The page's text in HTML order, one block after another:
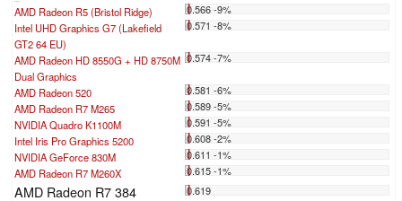
AMD Radeon R5 (Bristol Ridge)
0.566 -9%
Intel UHD Graphics G7 (Lakefield
GT2 64 EU)
0.571 -8%
AMD Radeon HD 8550G + HD 8750M
Dual Graphics
0.574 -7%
AMD Radeon 520
0.581 -6%
AMD Radeon R7 M265
0.589 -5%
NVIDIA Quadro K1100M
0.591 -5%
Intel Iris Pro Graphics 5200
0.608 -2%
NVIDIA GeForce 830M
0.611 -1%
AMD Radeon R7 M260X
0.615 -1%
AMD Radeon R7 384
0.619